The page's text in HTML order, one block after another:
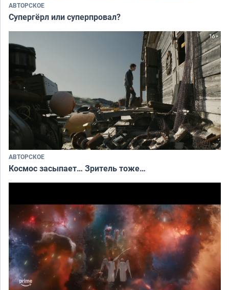
АВТОРСКОЕ
Супергёрл или суперпровал?
АВТОРСКОЕ
Космос засыпает… Зритель тоже…